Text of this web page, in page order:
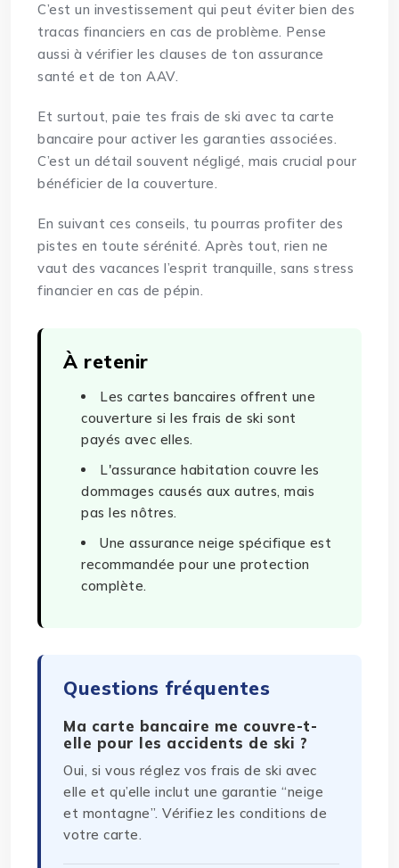
C’est un investissement qui peut éviter bien des
tracas financiers en cas de problème. Pense
aussi à vérifier les clauses de ton assurance
santé et de ton AAV.
Et surtout, paie tes frais de ski avec ta carte
bancaire pour activer les garanties associées.
C’est un détail souvent négligé, mais crucial pour
bénéficier de la couverture.
En suivant ces conseils, tu pourras profiter des
pistes en toute sérénité. Après tout, rien ne
vaut des vacances l’esprit tranquille, sans stress
financier en cas de pépin.
À retenir
Les cartes bancaires offrent une
couverture si les frais de ski sont
payés avec elles.
L'assurance habitation couvre les
dommages causés aux autres, mais
pas les nôtres.
Une assurance neige spécifique est
recommandée pour une protection
complète.
Questions fréquentes
Ma carte bancaire me couvre-t-
elle pour les accidents de ski ?
Oui, si vous réglez vos frais de ski avec
elle et qu’elle inclut une garantie “neige
et montagne”. Vérifiez les conditions de
votre carte.